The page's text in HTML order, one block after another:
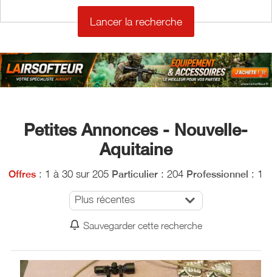
Petites Annonces - Nouvelle-
Aquitaine
Offres : 1 à 30 sur 205 Particulier : 204 Professionnel : 1
Plus récentes
Sauvegarder cette recherche